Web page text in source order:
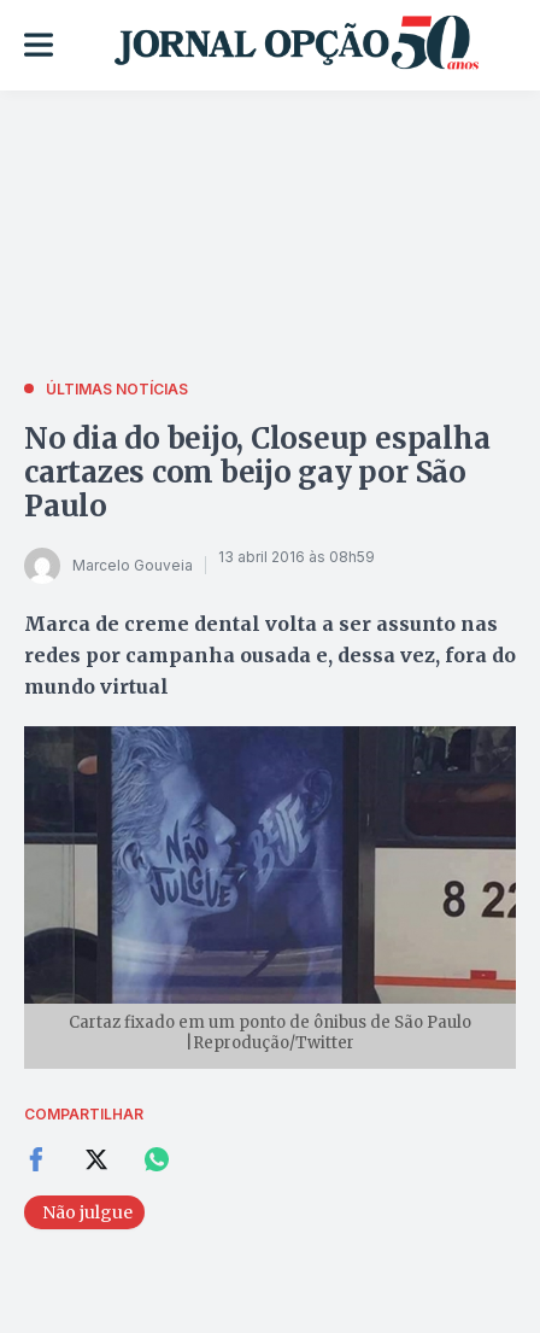
ÚLTIMAS NOTÍCIAS
No dia do beijo, Closeup espalha
cartazes com beijo gay por São
Paulo
Marcelo Gouveia 13 abril 2016 às 08h59
Marca de creme dental volta a ser assunto nas
redes por campanha ousada e, dessa vez, fora do
mundo virtual
Cartaz fixado em um ponto de ônibus de São Paulo
|Reprodução/Twitter
COMPARTILHAR
Não julgue